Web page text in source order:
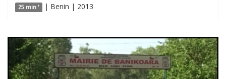
25 min ' | Benin | 2013